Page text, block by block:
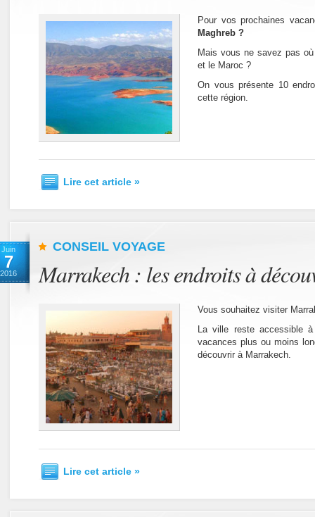
Pour vos prochaines
Maghreb ?
Mais vous ne savez pas
et le Maroc ?
On vous présente 10
cette région.
Lire cet article »
Juin
7
2016
CONSEIL VOYAGE
Marrakech : les endroits à
Vous souhaitez visiter
La ville reste accessible
vacances plus ou moins
découvrir à Marrakech.
Lire cet article »